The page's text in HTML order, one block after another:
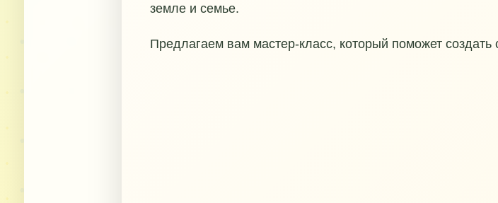
земле и семье.
Предлагаем вам мастер-класс, который поможет